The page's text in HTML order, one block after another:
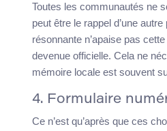
Toutes les communautés ne
peut être le rappel d’une
résonnante n’apaise pas
devenue officielle. Cela ne
mémoire locale est souvent
4. Formulaire
Ce n’est qu’après que ces